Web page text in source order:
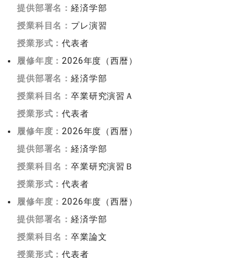
提供部署名：経済学部
授業科目名： プレ演習
授業形式：代表者
履修年度： 2026年度（西暦）
提供部署名：経済学部
授業科目名：卒業研究演習Ａ
授業形式：代表者
履修年度： 2026年度（西暦）
提供部署名：経済学部
授業科目名：卒業研究演習Ｂ
授業形式：代表者
履修年度： 2026年度（西暦）
提供部署名：経済学部
授業科目名：卒業論文
授業形式：代表者